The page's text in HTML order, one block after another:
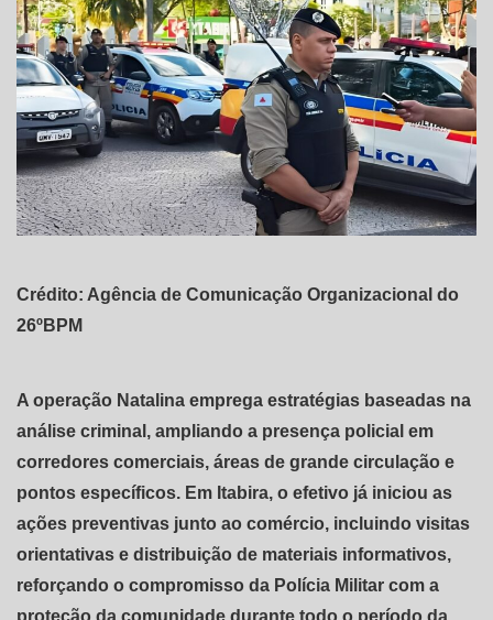
Crédito: Agência de Comunicação Organizacional do
26ºBPM
A operação Natalina emprega estratégias baseadas na
análise criminal, ampliando a presença policial em
corredores comerciais, áreas de grande circulação e
pontos específicos. Em Itabira, o efetivo já iniciou as
ações preventivas junto ao comércio, incluindo visitas
orientativas e distribuição de materiais informativos,
reforçando o compromisso da Polícia Militar com a
proteção da comunidade durante todo o período da